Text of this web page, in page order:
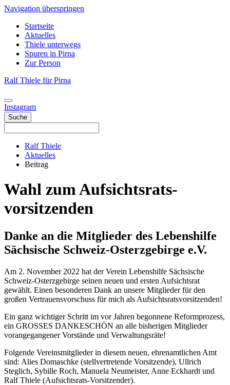
Navigation überspringen
Startseite
Aktuelles
Thiele unterwegs
Spuren in Pirna
Zur Person
Ralf Thiele für Pirna
Instagram
Suche
Ralf Thiele
Aktuelles
Beitrag
Wahl zum Aufsichtsrats­
vorsitzenden
Danke an die Mitglieder des Lebenshilfe
Sächsische Schweiz-Osterzgebirge e.V.
Am 2. November 2022 hat der Verein Lebenshilfe Sächsische
Schweiz-Osterzgebirge seinen neuen und ersten Aufsichtsrat
gewählt. Einen besonderen Dank an unsere Mitglieder für den
großen Vertrauensvorschuss für mich als Aufsichtsratsvorsitzenden!
Ein ganz wichtiger Schritt im vor Jahren begonnene Reformprozess,
ein GROSSES DANKESCHÖN an alle bisherigen Mitglieder
vorangegangener Vorstände und Verwaltungsräte!
Folgende Vereinsmitglieder in diesem neuen, ehrenamtlichen Amt
sind: Alies Domaschke (stellvertretende Vorsitzende), Ullrich
Steglich, Sybille Roch, Manuela Neumeister, Anne Eckhardt und
Ralf Thiele (Aufsichtsrats-Vorsitzender).